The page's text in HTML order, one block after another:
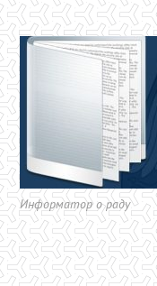
Информатор о раду